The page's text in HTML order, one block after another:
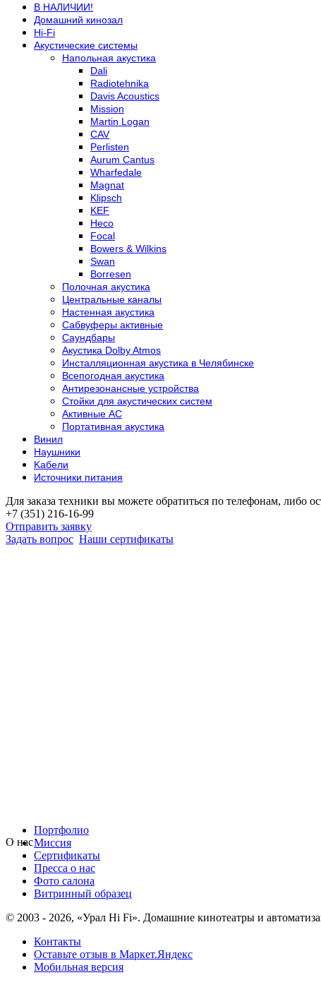
В НАЛИЧИИ!
Домашний кинозал
Hi-Fi
Акустические системы
Напольная акустика
Dali
Radiotehnika
Davis Acoustics
Mission
Martin Logan
CAV
Perlisten
Aurum Cantus
Wharfedale
Magnat
Klipsch
KEF
Heco
Focal
Bowers & Wilkins
Swan
Borresen
Полочная акустика
Центральные каналы
Настенная акустика
Сабвуферы активные
Саундбары
Акустика Dolby Atmos
Инсталляционная акустика в Челябинске
Всепогодная акустика
Антирезонансные устройства
Стойки для акустических систем
Активные АС
Портативная акустика
Винил
Наушники
Kабели
Источники питания
Для заказа техники вы можете обратиться по телефонам, либо
+7 (351) 216-16-99
Отправить заявку
Задать вопрос Наши сертификаты
О нас
Портфолио
Миссия
Сертификаты
Пресса о нас
Фото салона
Витринный образец
© 2003 - 2026, «Урал Hi Fi». Домашние кинотеатры и
Контакты
Оставьте отзыв в Маркет.Яндекс
Мобильная версия